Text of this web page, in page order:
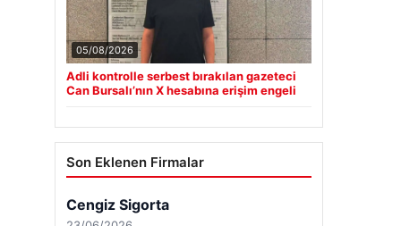
05/08/2026
Adli kontrolle serbest bırakılan gazeteci
Can Bursalı’nın X hesabına erişim engeli
Son Eklenen Firmalar
Cengiz Sigorta